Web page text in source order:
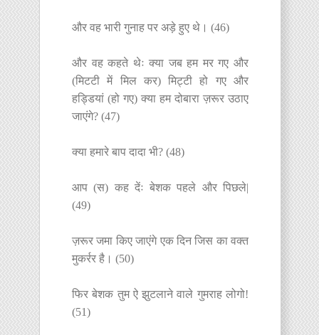
और वह भारी गुनाह पर अड़े हुए थे। (46)
और वह कहते थेः क्या जब हम मर गए और
(मिटटी में मिल कर) मिट्टी हो गए और
हड्डियां (हो गए) क्या हम दोबारा ज़रूर उठाए
जाएंगे? (47)
क्या हमारे बाप दादा भी? (48)
आप (स) कह देंः बेशक पहले और पिछले|
(49)
ज़रूर जमा किए जाएंगे एक दिन जिस का वक्त
मुकर्रर है। (50)
फिर बेशक तुम ऐ झुटलाने वाले गुमराह लोगो!
(51)